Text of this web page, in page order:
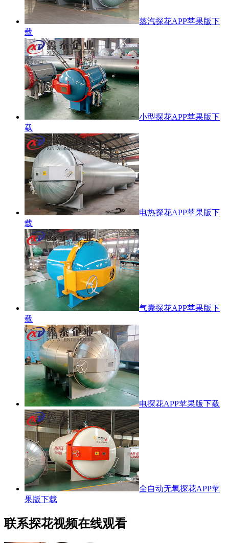
蒸汽探花APP苹果版下
载
小型探花APP苹果版下
载
电热探花APP苹果版下
载
气囊探花APP苹果版下
载
电探花APP苹果版下载
全自动无氧探花APP苹
果版下载
联系探花视频在线观看